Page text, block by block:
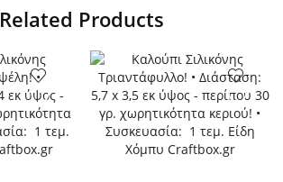
Related Products